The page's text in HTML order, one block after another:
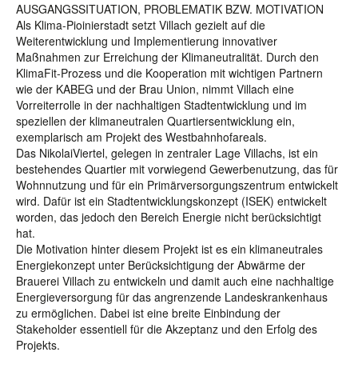
AUSGANGSSITUATION, PROBLEMATIK BZW. MOTIVATION
Als Klima-Pioinierstadt setzt Villach gezielt auf die
Weiterentwicklung und Implementierung innovativer
Maßnahmen zur Erreichung der Klimaneutralität. Durch den
KlimaFit-Prozess und die Kooperation mit wichtigen Partnern
wie der KABEG und der Brau Union, nimmt Villach eine
Vorreiterrolle in der nachhaltigen Stadtentwicklung und im
speziellen der klimaneutralen Quartiersentwicklung ein,
exemplarisch am Projekt des Westbahnhofareals.
Das NikolaiViertel, gelegen in zentraler Lage Villachs, ist ein
bestehendes Quartier mit vorwiegend Gewerbenutzung, das für
Wohnnutzung und für ein Primärversorgungszentrum entwickelt
wird. Dafür ist ein Stadtentwicklungskonzept (ISEK) entwickelt
worden, das jedoch den Bereich Energie nicht berücksichtigt
hat.
Die Motivation hinter diesem Projekt ist es ein klimaneutrales
Energiekonzept unter Berücksichtigung der Abwärme der
Brauerei Villach zu entwickeln und damit auch eine nachhaltige
Energieversorgung für das angrenzende Landeskrankenhaus
zu ermöglichen. Dabei ist eine breite Einbindung der
Stakeholder essentiell für die Akzeptanz und den Erfolg des
Projekts.